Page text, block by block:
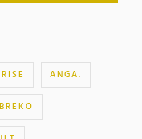
ANGA.
BREKO